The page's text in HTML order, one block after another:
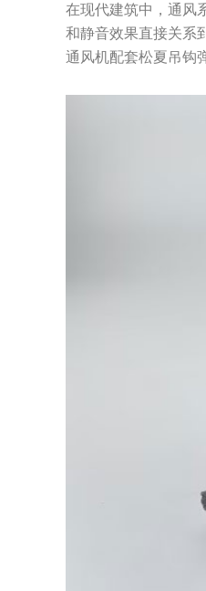
在现代建筑中，通风
和静音效果直接关系
通风机配套松夏吊钩